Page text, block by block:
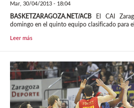
Mar, 30/04/2013 - 18:04
BASKETZARAGOZA.NET/ACB
El CAI
domingo en el quinto equipo clasificado para
Leer más